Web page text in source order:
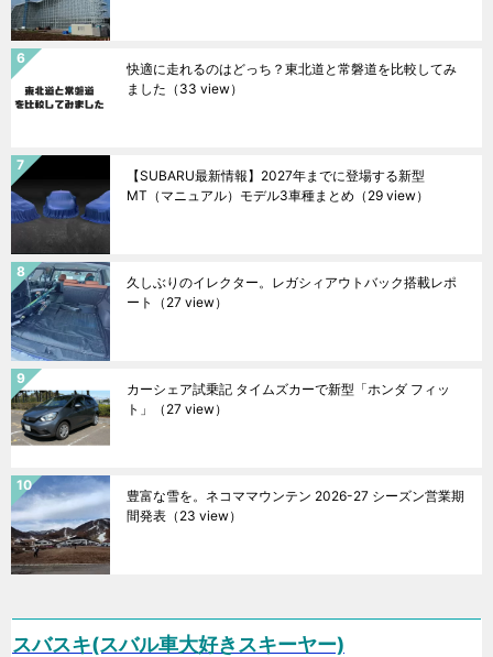
快適に走れるのはどっち？東北道と常磐道を比較してみ
ました （33 view）
【SUBARU最新情報】2027年までに登場する新型
MT（マニュアル）モデル3車種まとめ （29 view）
久しぶりのイレクター。レガシィアウトバック搭載レポ
ート
（27 view）
カーシェア試乗記 タイムズカーで新型「ホンダ フィッ
ト」
（27 view）
豊富な雪を。ネコママウンテン 2026-27 シーズン営業期
間発表 （23 view）
スバスキ(スバル車大好きスキーヤー)